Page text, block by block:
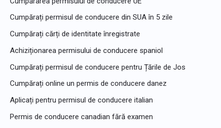
n
t
r
u
Cumpărați permisul de conducere din SUA în 5 zile
Cumpărați cărți de identitate înregistrate
Achiziționarea permisului de conducere spaniol
Cumpărați permisul de conducere pentru Țările de Jos
Cumpărați online un permis de conducere danez
Aplicați pentru permisul de conducere italian
Permis de conducere canadian fără examen